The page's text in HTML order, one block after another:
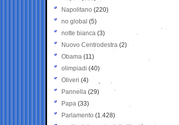
Napolitano (220)
no global (5)
notte bianca (3)
Nuovo Centrodestra (2)
Obama (11)
olimpiadi (40)
Oliveri (4)
Pannella (29)
Papa (33)
Parlamento (1.428)